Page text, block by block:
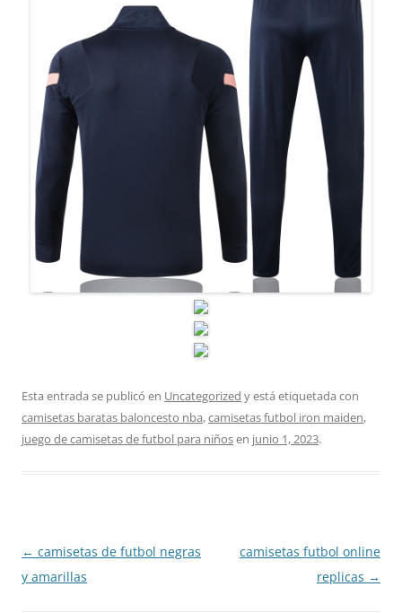
Esta entrada se publicó en Uncategorized y está etiquetada con
camisetas baratas baloncesto nba,camisetas futbol iron maiden,
juego de camisetas de futbol para niñosen junio 1, 2023.
Navegación
de
← camisetas de futbol negras
y amarillas
camisetas futbol online
replicas →